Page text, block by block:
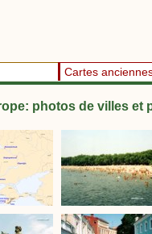
Cartes
photos de villes et